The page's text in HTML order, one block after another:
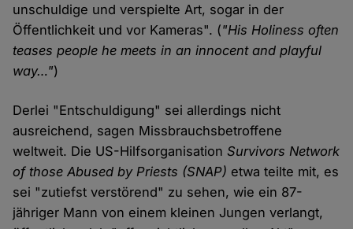
unschuldige und verspielte Art, sogar in der
Öffentlichkeit und vor Kameras". ("His Holiness often
teases people he meets in an innocent and playful
way…")
Derlei "Entschuldigung" sei allerdings nicht
ausreichend, sagen Missbrauchsbetroffene
weltweit. Die US-HilfsorganisationSurvivors Network
of those Abused by Priests (SNAP) etwa teilte mit, es
sei "zutiefst verstörend" zu sehen, wie ein 87-
jähriger Mann von einem kleinen Jungen verlangt,